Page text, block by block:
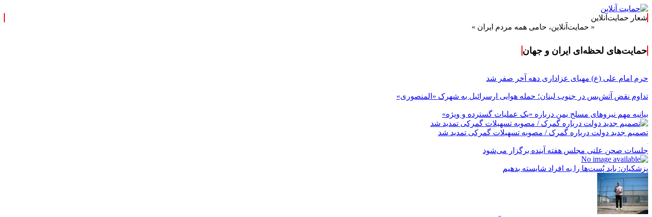
شعار حمایت‌آنلاین
« حمایت‌آنلاین، حامی همه مردم ایران »
حمایت‌های لحظه‌ای ایران و جهان
حرم امام علی (ع) مهیای عزاداری دهه آخر صفر شد
تداوم نقض آتش‌بس در جنوب لبنان؛ حمله هوایی ارسرائیل به شهرک «المنصوری»
بیانیه مهم نیروهای مسلح یمن درباره «یک عملیات گسترده و ویژه»
تصمیم جدید دولت درباره گمرک / مصوبه تسهیلات گمرکی تمدید شد
جلسات صحن علنی مجلس هفته آینده برگزار می‌شود
پزشکیان: باید پُست‌ها را به افراد شایسته بدهیم